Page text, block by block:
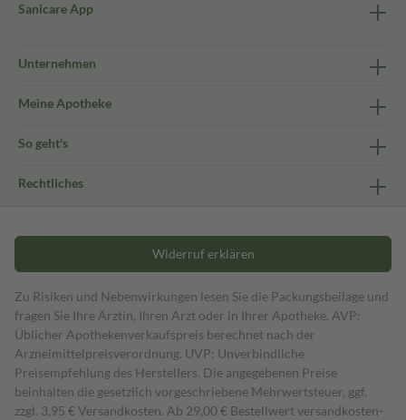
Sanicare App
Unternehmen
Meine Apotheke
So geht's
Rechtliches
Widerruf erklären
Zu Risiken und Nebenwirkungen lesen Sie die Packungsbeilage und
fragen Sie Ihre Ärztin, Ihren Arzt oder in Ihrer Apotheke. AVP:
Üblicher Apothekenverkaufspreis berechnet nach der
Arzneimittelpreisverordnung. UVP: Unverbindliche
Preisempfehlung des Herstellers. Die angegebenen Preise
beinhalten die gesetzlich vorgeschriebene Mehrwertsteuer, ggf.
zzgl. 3,95 € Versandkosten. Ab 29,00 € Bestell­wert versand­kosten­